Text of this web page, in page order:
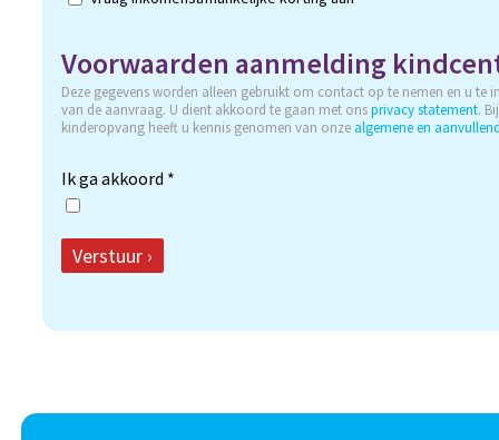
Voorwaarden aanmelding
Deze gegevens worden alleen gebruikt om contact op te nemen en u te
van de aanvraag. U dient akkoord te gaan met onsprivacy statement.
kinderopvang heeft u kennis genomen van onze algemene en
Ik ga akkoord *
Verstuur ›